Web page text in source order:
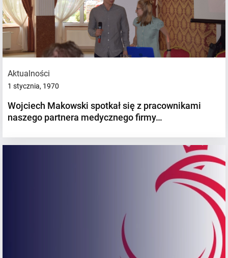
Aktualności
1 stycznia, 1970
Wojciech Makowski spotkał się z pracownikami
naszego partnera medycznego firmy…